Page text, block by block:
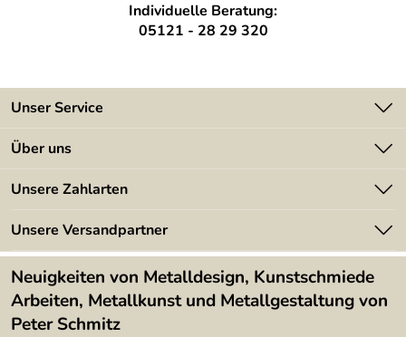
Individuelle Beratung:
05121 - 28 29 320
Unser Service
Kontakt
Kundeninformationen
Newsletter
Lieferbedingungen
Über uns
Angebote
Kundenbewertungen (394)
4,9/5
Unsere Zahlarten
Unsere Versandpartner
Neuigkeiten von Metalldesign, Kunstschmiede
Arbeiten, Metallkunst und Metallgestaltung von
Peter Schmitz